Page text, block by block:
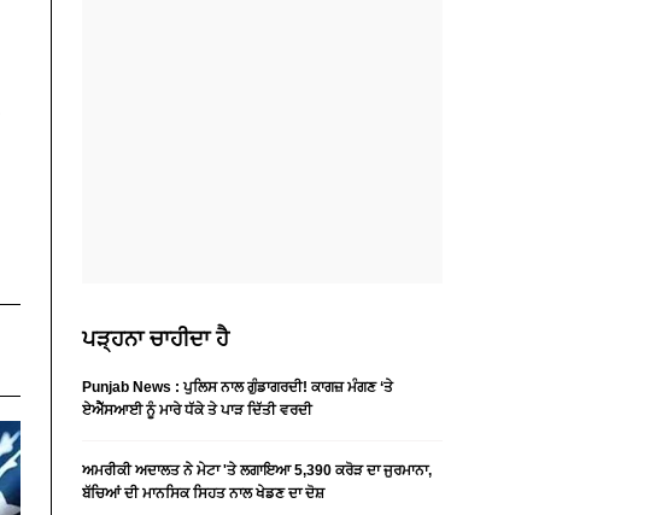
ਪੜ੍ਹਨਾ ਚਾਹੀਦਾ ਹੈ
Punjab News : ਪੁਲਿਸ ਨਾਲ ਗੁੰਡਾਗਰਦੀ! ਕਾਗਜ਼ ਮੰਗਣ ‘ਤੇ
ਏਐੱਸਆਈ ਨੂੰ ਮਾਰੇ ਧੱਕੇ ਤੇ ਪਾੜ ਦਿੱਤੀ ਵਰਦੀ
ਅਮਰੀਕੀ ਅਦਾਲਤ ਨੇ ਮੇਟਾ 'ਤੇ ਲਗਾਇਆ 5,390 ਕਰੋੜ ਦਾ ਜੁਰਮਾਨਾ,
ਬੱਚਿਆਂ ਦੀ ਮਾਨਸਿਕ ਸਿਹਤ ਨਾਲ ਖੇਡਣ ਦਾ ਦੋਸ਼